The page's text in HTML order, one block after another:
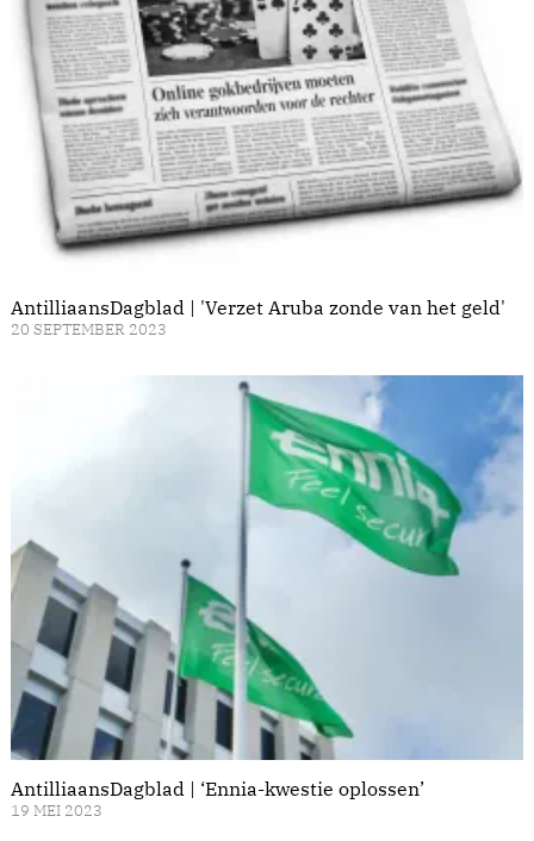
AntilliaansDagblad | 'Verzet Aruba zonde van het geld'
20 SEPTEMBER 2023
AntilliaansDagblad | ‘Ennia-kwestie oplossen’
19 MEI 2023